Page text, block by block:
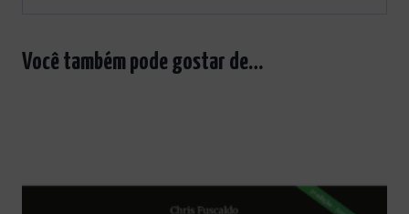
Você também pode gostar de…